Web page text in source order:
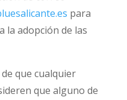
para
la adopción de las
que cualquier
que alguno de